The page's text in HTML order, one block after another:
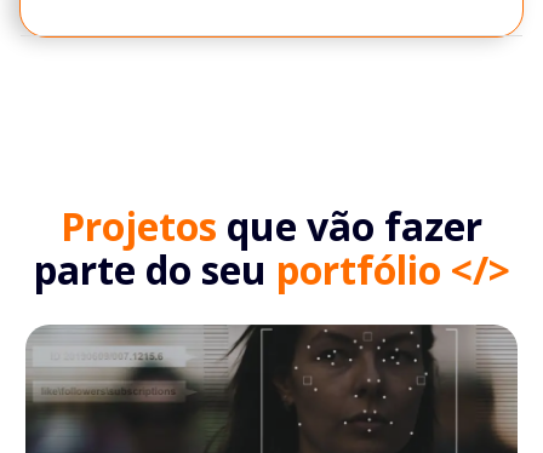
Projetos que vão fazer
parte do seu portfólio </>